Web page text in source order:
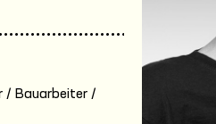
/ Bauarbeiter /